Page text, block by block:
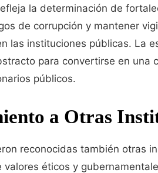
la determinación de
de corrupción y mantener
las instituciones públicas. La
para convertirse en una
públicos.
a Otras
reconocidas también otras
valores éticos y